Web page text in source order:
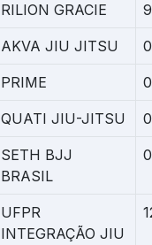
RILION GRACIE 9
AKVA JIU JITSU 0
PRIME 0
QUATI JIU-JITSU 0
SETH BJJ
BRASIL
0
UFPR
INTEGRAÇÃO JIU